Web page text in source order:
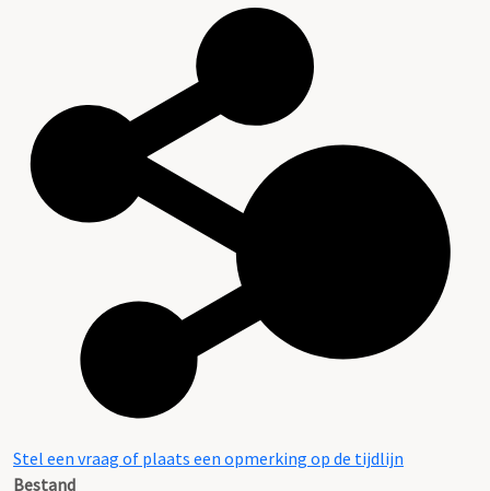
Stel een vraag of plaats een opmerking op de tijdlijn
Bestand